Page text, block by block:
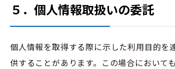
５．個人情報取扱いの委託
個人情報を取得する際に示した利用目的
供することがあります。この場合において